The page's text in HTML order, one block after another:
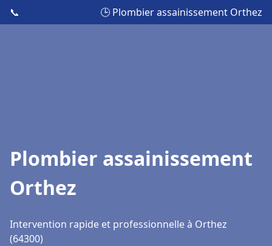
📞 🕒 Plombier assainissement Orthez
Plombier assainissement
Orthez
Intervention rapide et professionnelle à Orthez
(64300)